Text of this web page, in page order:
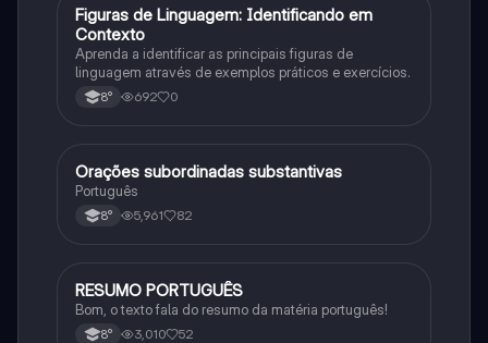
FPortuguês
Figuras de Linguagem: Identificando em
Contexto
Aprenda a identificar as principais figuras de
linguagem através de exemplos práticos e exercícios.
8° 692 0
Português
Orações subordinadas substantivas
Português
8° 5,961 82
Português
RESUMO PORTUGUÊS
Bom, o texto fala do resumo da matéria português!
8° 3,010 52